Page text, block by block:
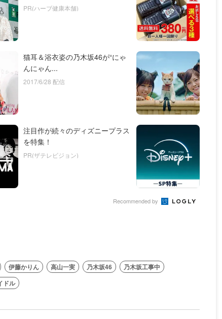
PR(ハーブ健康本舗)
猫耳＆浴衣姿の乃木坂46が“にゃ
んにゃん...
2017/6/28 配信
注目作が続々のディズニープラス
を特集！
PR(ザテレビジョン)
Recommended by
伊藤かりん 高山一実 乃木坂46
乃木坂工事中
ドル